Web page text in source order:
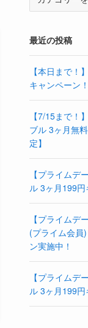
最近の投稿
【本日まで！
キャンペー
【7/15まで！
ブル 3ヶ月無
定】
【プライムデ
ル 3ヶ月199
【プライムデ
(プライム会員
ン実施中！
【プライムデ
ル 3ヶ月199